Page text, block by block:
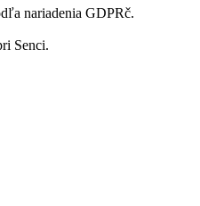
nariadenia GDPRč.
Senci.